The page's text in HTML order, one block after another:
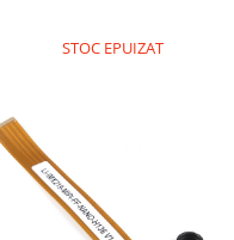
STOC EPUIZAT